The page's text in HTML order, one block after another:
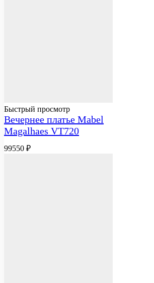
Быстрый просмотр
Вечернее платье Mabel
Magalhaes VT720
99550 ₽